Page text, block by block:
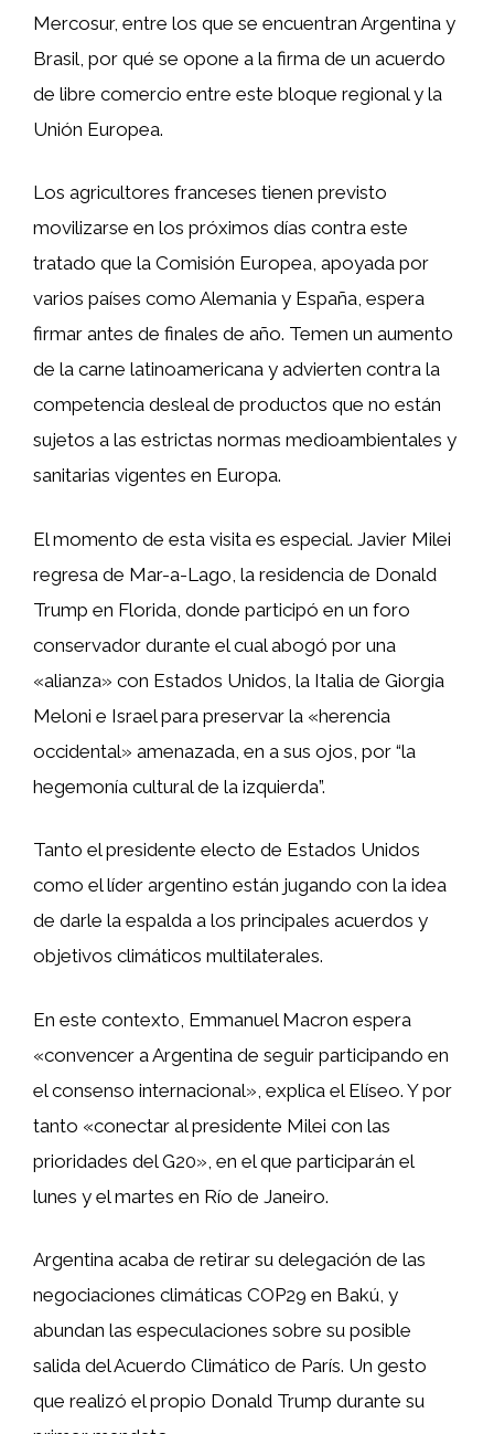
Mercosur, entre los que se encuentran Argentina y
Brasil, por qué se opone a la firma de un acuerdo
de libre comercio entre este bloque regional y la
Unión Europea.
Los agricultores franceses tienen previsto
movilizarse en los próximos días contra este
tratado que la Comisión Europea, apoyada por
varios países como Alemania y España, espera
firmar antes de finales de año. Temen un aumento
de la carne latinoamericana y advierten contra la
competencia desleal de productos que no están
sujetos a las estrictas normas medioambientales y
sanitarias vigentes en Europa.
El momento de esta visita es especial. Javier Milei
regresa de Mar-a-Lago, la residencia de Donald
Trump en Florida, donde participó en un foro
conservador durante el cual abogó por una
«alianza» con Estados Unidos, la Italia de Giorgia
Meloni e Israel para preservar la «herencia
occidental» amenazada, en a sus ojos, por “la
hegemonía cultural de la izquierda”.
Tanto el presidente electo de Estados Unidos
como el líder argentino están jugando con la idea
de darle la espalda a los principales acuerdos y
objetivos climáticos multilaterales.
En este contexto, Emmanuel Macron espera
«convencer a Argentina de seguir participando en
el consenso internacional», explica el Elíseo. Y por
tanto «conectar al presidente Milei con las
prioridades del G20», en el que participarán el
lunes y el martes en Río de Janeiro.
Argentina acaba de retirar su delegación de las
negociaciones climáticas COP29 en Bakú, y
abundan las especulaciones sobre su posible
salida del Acuerdo Climático de París. Un gesto
que realizó el propio Donald Trump durante su